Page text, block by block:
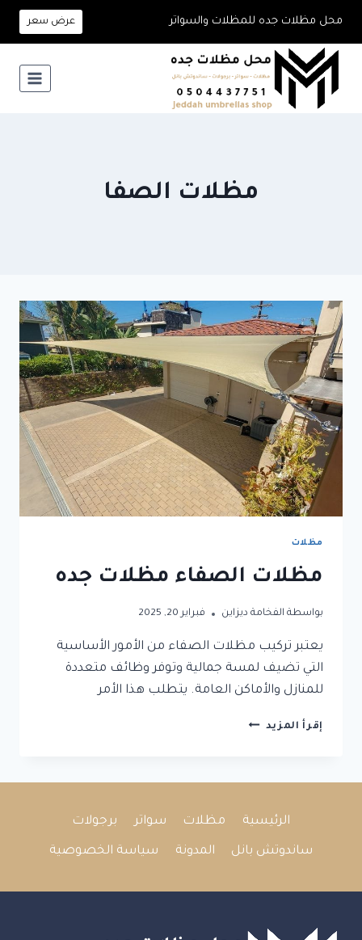
المحتوى
محل مظلات جده للمظلات والسواتر عرض سعر
مظلات الصفا
مظلات
مظلات الصفاء مظلات جده
بواسطة الفخامة ديزاين فبراير 20, 2025
يعتبر تركيب مظلات الصفاء من الأمور الأساسية
التي تضيف لمسة جمالية وتوفر وظائف متعددة
للمنازل والأماكن العامة. يتطلب هذا الأمر
إقرأ المزيد مظلات
الرئيسية مظلات سواتر برجولات
ساندوتش بانل المدونة سياسة الخصوصية